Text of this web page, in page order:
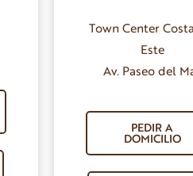
Town Center
Este
Av. Paseo del
PEDIR A
DOMICILIO